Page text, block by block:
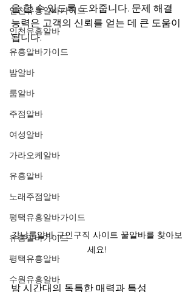
인천유흥알바가이드
인천유흥알바
유흥알바가이드
밤알바
룸알바
주점알바
여성알바
가라오케알바
유흥알바
노래주점알바
평택유흥알바가이드
유흥알바가이드
평택유흥알바
수원유흥알바
을 할 수 있도록 도와줍니다. 문제 해결
능력은 고객의 신뢰를 얻는 데 큰 도움이
됩니다.
강남룸알바 구인구직 사이트 꿀알바를 찾아보
세요!
밤 시간대의 독특한 매력과 특성